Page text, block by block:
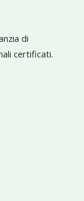
di
certificati.